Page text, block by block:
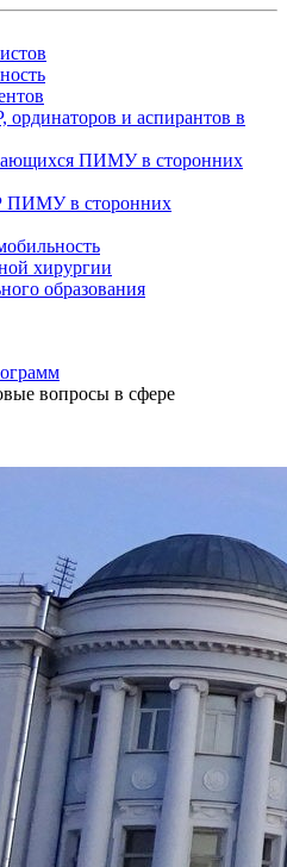
и аспирантов в
ПИМУ в сторонних
ПИМУ в сторонних
хирургии
образования
вопросы в сфере